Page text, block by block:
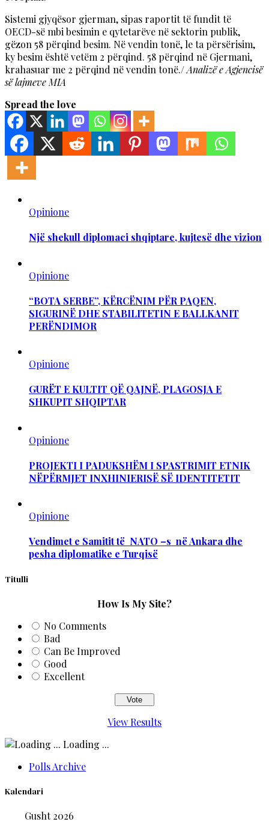
Sistemi gjyqësor gjerman, sipas raportit të fundit të
OECD-së mbi besimin e qytetarëve në sektorin publik,
gëzon 58 përqind besim. Në vendin tonë, le ta përsërisim,
ky besim është vetëm 2 përqind. 58 përqind në Gjermani,
krahasuar me 2 përqind në vendin tonë./Analizë e Agjencisë
së lajmeve MIA
Spread the love
Opinione
Një shekull diplomaci shqiptare, kujtesë dhe vizion
Opinione
“BOTA SERBE”, KËRCËNIM PËR PAQEN,
SIGURINË DHE STABILITETIN E BALLKANIT
PERËNDIMOR
Opinione
GURËT E KULTIT QË QAJNË, PLAGOSJA E
SHKUPIT SHQIPTAR
Opinione
PROJEKTI I PADUKSHËM I SPASTRIMIT ETNIK
NËPËRMJET INXHINIERISË SË IDENTITETIT
Opinione
Vendimet e Samitit të NATO –s në Ankara dhe
pesha diplomatike e Turqisë
Titulli
How Is My Site?
No Comments
Bad
Can Be Improved
Good
Excellent
View Results
Loading ...
Polls Archive
Kalendari
Gusht 2026